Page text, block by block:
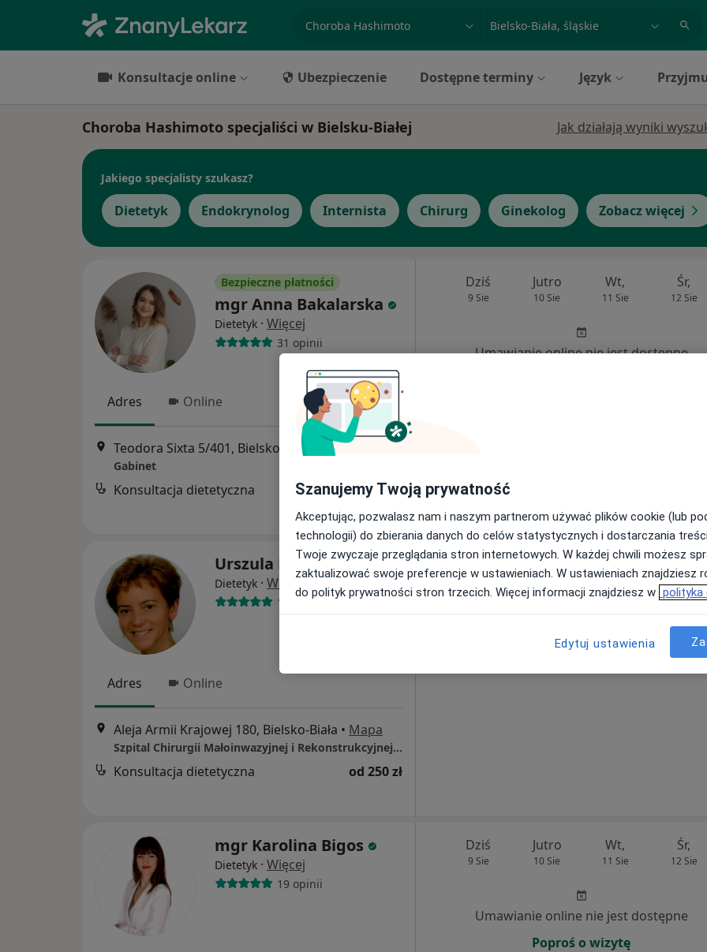
miasto lub dzielnica
Konsultacje online Ubezpieczenie Dostępne terminy Język
Choroba Hashimoto specjaliści w Bielsku-Białej Jak działają wyniki
Jakiego specjalisty szukasz?
Dietetyk Endokrynolog Internista Chirurg Ginekolog Zobacz więcej
Bezpieczne płatności
mgr Anna Bakalarska
Dietetyk · Więcej
31 opinii
Adres Online
Teodora Sixta 5/401, Bielsko-Biała Mapa
Gabinet
Konsultacja dietetyczna 180 zł
Dziś
9 Sie
Jutro
10 Sie
Wt,
11 Sie
Śr,
12 Sie
Umawianie online nie jest dostępne
Urszula Paszek
Dietetyk · Więcej
189 opinii
Adres Online
Aleja Armii Krajowej 180, Bielsko-Biała • Mapa
Szpital Chirurgii Małoinwazyjnej i Rekonstrukcyjnej w Bielsku-Białej
Konsultacja dietetyczna od 250 zł
Dziś
9 Sie
Jutro
10 Sie
Wt,
11 Sie
Śr,
12 Sie
mgr Karolina Bigos
Dietetyk · Więcej
19 opinii
Dziś
9 Sie
Jutro
10 Sie
Wt,
11 Sie
Śr,
12 Sie
Umawianie online nie jest dostępne
Poproś o wizytę
Szanujemy Twoją prywatność
Akceptując, pozwalasz nam i naszym partnerom używać plików cookie (lub
technologii) do zbierania danych do celów statystycznych i dostarczania
Twoje zwyczaje przeglądania stron internetowych. W każdej chwili możesz
zaktualizować swoje preferencje w ustawieniach. W ustawieniach znajdziesz
do polityk prywatności stron trzecich. Więcej informacji znajdziesz w polityka
Edytuj ustawienia